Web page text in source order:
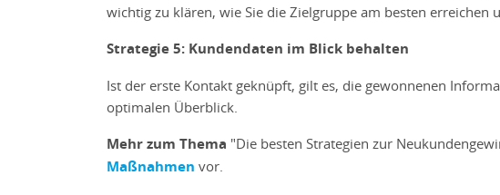
wichtig zu klären, wie Sie die Zielgruppe am besten erreichen
Strategie 5: Kundendaten im Blick behalten
Ist der erste Kontakt geknüpft, gilt es, die gewonnenen
optimalen Überblick.
Mehr zum Thema "Die besten Strategien zur
Maßnahmen vor.